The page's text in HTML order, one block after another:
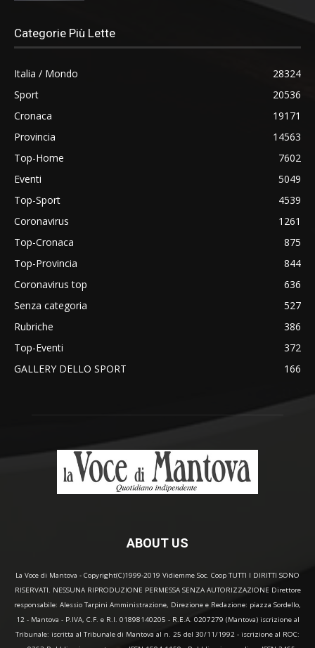
Categorie Più Lette
Italia / Mondo
28324
Sport
20536
Cronaca
19171
Provincia
14563
Top-Home
7602
Eventi
5049
Top-Sport
4539
Coronavirus
1261
Top-Cronaca
875
Top-Provincia
844
Coronavirus top
636
Senza categoria
527
Rubriche
386
Top-Eventi
372
GALLERY DELLO SPORT
166
ABOUT US
La Voce di Mantova - Copyright(C)1999-2019 Vidiemme Soc. Coop TUTTI I DIRITTI SONO
RISERVATI. NESSUNA RIPRODUZIONE PERMESSA SENZA AUTORIZZAZIONE Direttore
responsabile: Alessio Tarpini Amministrazione, Direzione e Redazione: piazza Sordello,
12 - Mantova - P.IVA, C.F. e R.I. 01898140205 - R.E.A. 0207279 (Mantova) iscrizione al
Tribunale: iscritta al Tribunale di Mantova al n. 25 del 30/11/1992 - iscrizione al ROC: